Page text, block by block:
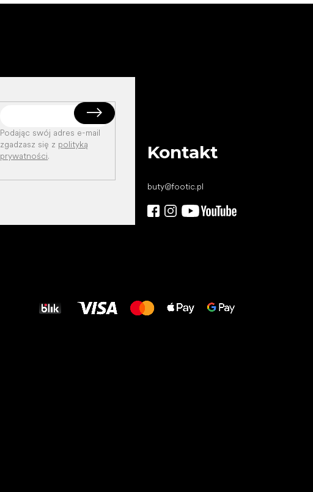
Podając swój adres e-mail
zgadzasz się z polityką
prywatności. Kontakt
buty@footic.pl